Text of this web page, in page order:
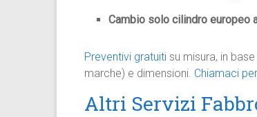
Cambio solo cilindro europeo
Preventivi gratuiti su misura, in
marche) e dimensioni. Chiamaci
Altri Servizi